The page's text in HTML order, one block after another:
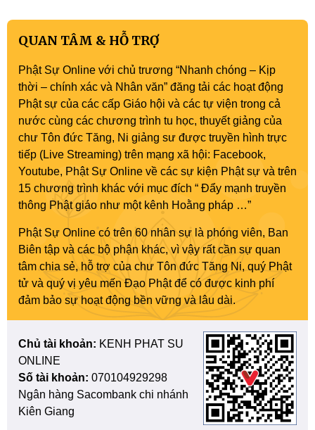
QUAN TÂM & HỖ TRỢ
Phật Sự Online với chủ trương “Nhanh chóng – Kịp
thời – chính xác và Nhân văn” đăng tải các hoạt động
Phật sự của các cấp Giáo hội và các tự viện trong cả
nước cùng các chương trình tu học, thuyết giảng của
chư Tôn đức Tăng, Ni giảng sư được truyền hình trực
tiếp (Live Streaming) trên mạng xã hội: Facebook,
Youtube, Phật Sự Online về các sự kiện Phật sự và trên
15 chương trình khác với mục đích “ Đẩy mạnh truyền
thông Phật giáo như một kênh Hoằng pháp …”
Phật Sự Online có trên 60 nhân sự là phóng viên, Ban
Biên tập và các bộ phận khác, vì vậy rất cần sự quan
tâm chia sẻ, hỗ trợ của chư Tôn đức Tăng Ni, quý Phật
tử và quý vị yêu mến Đạo Phật để có được kinh phí
đảm bảo sự hoạt động bền vững và lâu dài.
Chủ tài khoản: KENH PHAT SU
ONLINE
Số tài khoản: 070104929298
Ngân hàng Sacombank chi nhánh
Kiên Giang